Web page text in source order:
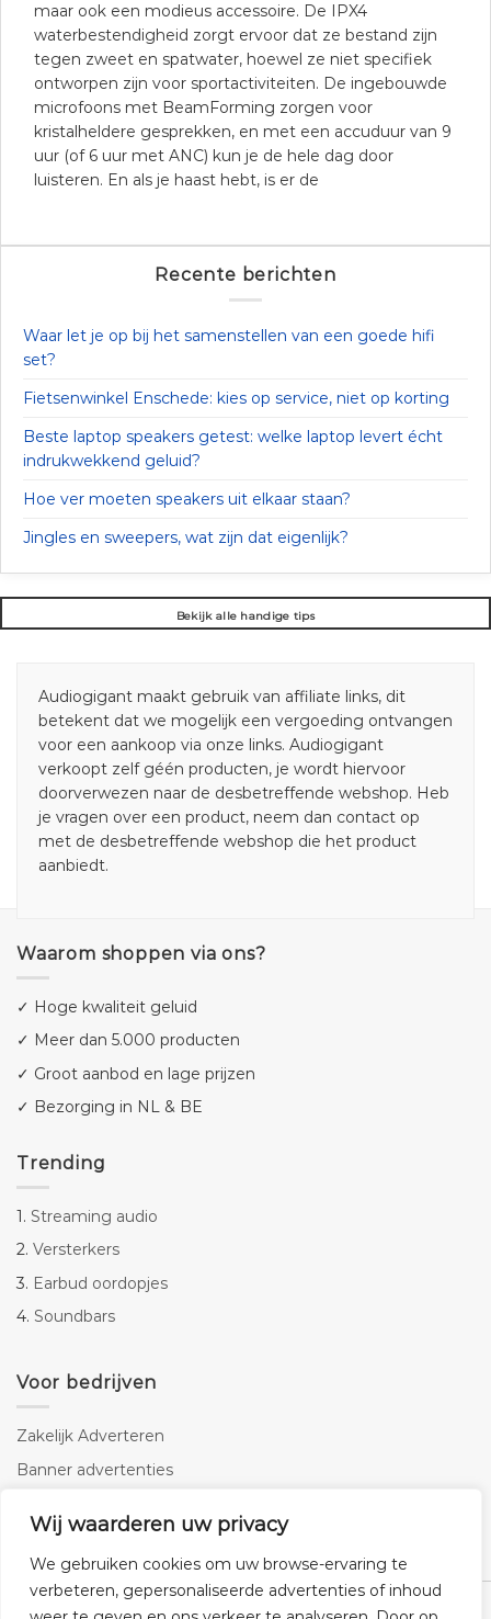
Wij waarderen uw privacy
We gebruiken cookies om uw browse-ervaring te
verbeteren, gepersonaliseerde advertenties of inhoud
maar ook een modieus accessoire. De IPX4
waterbestendigheid zorgt ervoor dat ze bestand zijn
tegen zweet en spatwater, hoewel ze niet specifiek
ontworpen zijn voor sportactiviteiten. De ingebouwde
microfoons met BeamForming zorgen voor
kristalheldere gesprekken, en met een accuduur van 9
uur (of 6 uur met ANC) kun je de hele dag door
luisteren. En als je haast hebt, is er de
Recente berichten
Waar let je op bij het samenstellen van een goede hifi
set?
Fietsenwinkel Enschede: kies op service, niet op korting
Beste laptop speakers getest: welke laptop levert écht
indrukwekkend geluid?
Hoe ver moeten speakers uit elkaar staan?
Jingles en sweepers, wat zijn dat eigenlijk?
Bekijk alle handige tips
Audiogigant maakt gebruik van affiliate links, dit
betekent dat we mogelijk een vergoeding ontvangen
voor een aankoop via onze links. Audiogigant
verkoopt zelf géén producten, je wordt hiervoor
doorverwezen naar de desbetreffende webshop. Heb
je vragen over een product, neem dan contact op
met de desbetreffende webshop die het product
aanbiedt.
Waarom shoppen via ons?
✓ Hoge kwaliteit geluid
✓ Meer dan 5.000 producten
✓ Groot aanbod en lage prijzen
✓ Bezorging in NL & BE
Trending
1. Streaming audio
2. Versterkers
3. Earbud oordopjes
4. Soundbars
Voor bedrijven
Zakelijk Adverteren
Banner advertenties
SEO copywriting